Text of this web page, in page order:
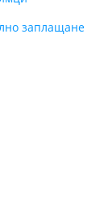
заплащане